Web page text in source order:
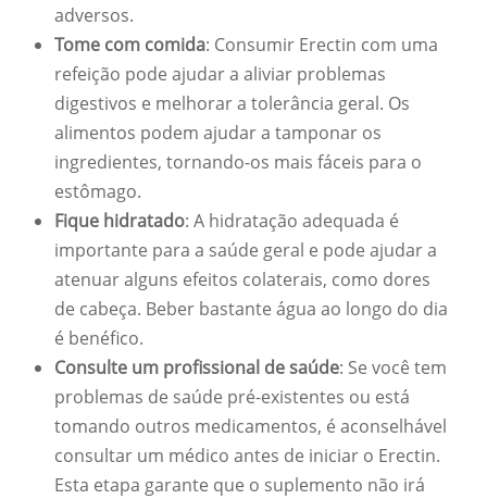
adversos.
Tome com comida: Consumir Erectin com uma
refeição pode ajudar a aliviar problemas
digestivos e melhorar a tolerância geral. Os
alimentos podem ajudar a tamponar os
ingredientes, tornando-os mais fáceis para o
estômago.
Fique hidratado: A hidratação adequada é
importante para a saúde geral e pode ajudar a
atenuar alguns efeitos colaterais, como dores
de cabeça. Beber bastante água ao longo do dia
é benéfico.
Consulte um profissional de saúde: Se você tem
problemas de saúde pré-existentes ou está
tomando outros medicamentos, é aconselhável
consultar um médico antes de iniciar o Erectin.
Esta etapa garante que o suplemento não irá